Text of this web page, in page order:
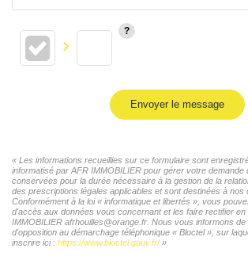
Envoyer le message
« Les informations recueillies sur ce formulaire sont
informatisé par AFR IMMOBILIER pour gérer votre demande
conservées pour la durée nécessaire à la gestion de la
des prescriptions légales applicables et sont destinées à nos
Conformément à la loi « informatique et libertés », vous
d'accès aux données vous concernant et les faire rectifier
IMMOBILIER afrhouilles@orange.fr. Nous vous informons
d'opposition au démarchage téléphonique « Bloctel », sur
inscrire ici : https://www.bloctel.gouv.fr/»